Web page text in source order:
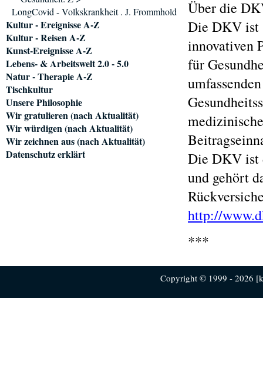
Über die
Die DKV ist
innovativen
für
Die DKV ist
und gehört
http://
***
LongCovid - Volkskrankheit . J. Frommhold
Kultur - Ereignisse A-Z
Kultur - Reisen A-Z
Kunst-Ereignisse A-Z
Lebens- & Arbeitswelt 2.0 - 5.0
Natur - Therapie A-Z
Tischkultur
Unsere Philosophie
Wir gratulieren (nach Aktualität)
Wir würdigen (nach Aktualität)
Wir zeichnen aus (nach Aktualität)
Datenschutz erklärt
Copyright © 1999 - 2026